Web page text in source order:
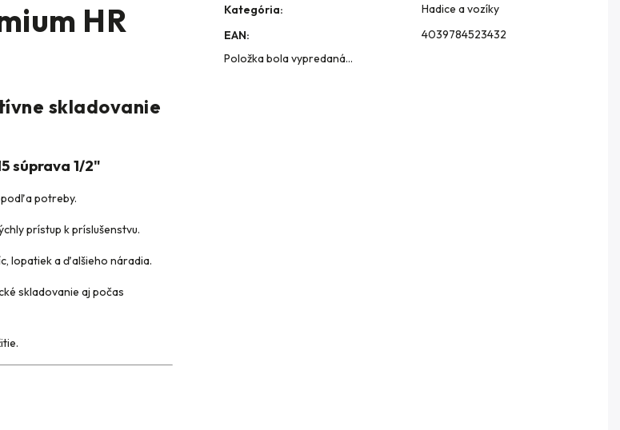
HR
skladovanie
súprava 1/2"
podľa potreby.
prístup k príslušenstvu.
lopatiek a ďalšieho náradia.
skladovanie aj počas
Kategória:
Hadice a vozíky
EAN:
4039784523432
Položka bola vypredaná…